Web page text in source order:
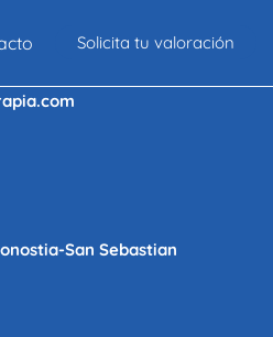
Solicita tu valoración
San Sebastian